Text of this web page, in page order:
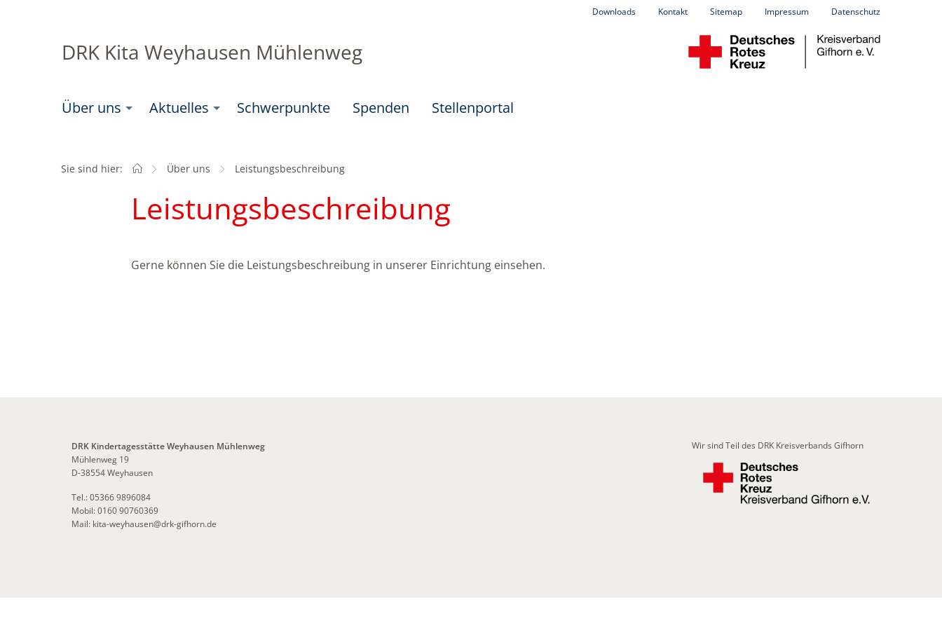
Downloads Kontakt Sitemap Impressum Datenschutz
DRK Kita Weyhausen Mühlenweg
Über uns Aktuelles Schwerpunkte Spenden Stellenportal
Sie sind hier: StartseiteÜber uns Aktuell:
Leistungsbeschreibung
Leistungsbeschreibung
Gerne können Sie die Leistungsbeschreibung in unserer Einrichtung einsehen.
DRK Kindertagesstätte Weyhausen Mühlenweg
Mühlenweg 19
D-38554 Weyhausen
Tel.: 05366 9896084
Mobil: 0160 90760369
Mail: kita-weyhausen@drk-gifhorn.de
Wir sind Teil des DRK Kreisverbands Gifhorn